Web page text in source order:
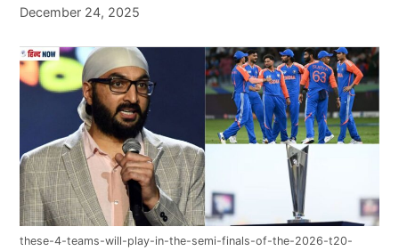
December 24, 2025
these-4-teams-will-play-in-the-semi-finals-of-the-2026-t20-